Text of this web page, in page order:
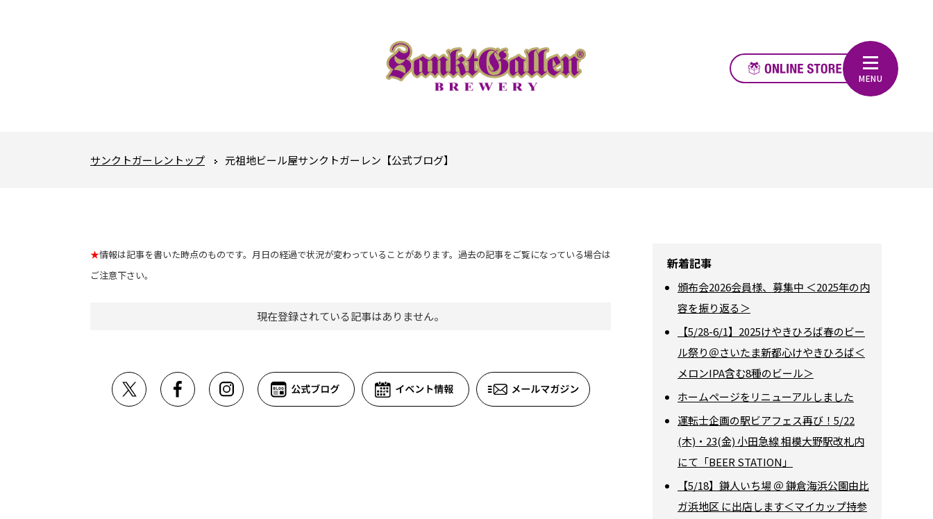
サンクトガーレントップ 元祖地ビール屋サンクトガーレン【公式ブログ】
★情報は記事を書いた時点のものです。月日の経過で状況が変わっていることがあります。過去の記事をご覧になっている場合は
ご注意下さい。
現在登録されている記事はありません。
新着記事
頒布会2026会員様、募集中 ＜2025年の内
容を振り返る＞
【5/28-6/1】2025けやきひろば春のビー
ル祭り＠さいたま新都心けやきひろば＜
メロンIPA含む8種のビール＞
ホームページをリニューアルしました
運転士企画の駅ビアフェス再び！5/22
(木)・23(金) 小田急線 相模大野駅改札内
にて「BEER STATION」
【5/18】鎌人いち場 ＠ 鎌倉海浜公園由比
ガ浜地区 に出店します＜マイカップ持参